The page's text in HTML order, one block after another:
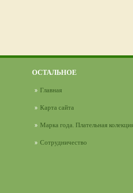
ОСТАЛЬНОЕ
Главная
Карта сайта
Марка года. Плательная
Сотрудничество